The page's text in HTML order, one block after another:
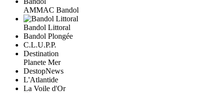
AMMAC Bandol
Bandol Littoral
Bandol Plongée
C.L.U.P.P.
Destination
Planete Mer
DestopNews
L'Atlantide
La Voile d'Or